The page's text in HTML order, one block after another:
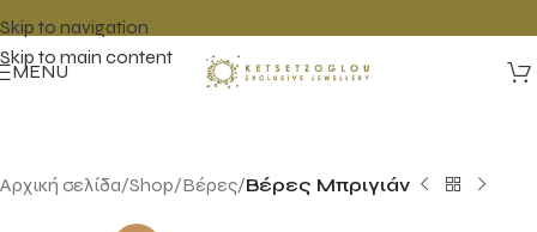
Skip to navigation
Skip to main content
MENU
Αρχική σελίδα Shop Βέρες Βέρες Μπριγιάν